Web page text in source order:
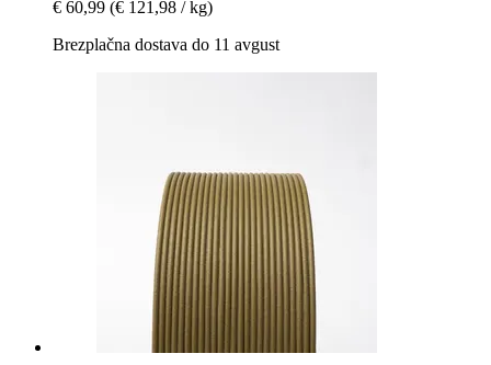
€ 60,99 (€ 121,98 / kg)
Brezplačna dostava do 11 avgust